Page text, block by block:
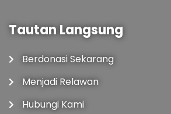
Tautan Langsung
Berdonasi Sekarang
Menjadi Relawan
Hubungi Kami